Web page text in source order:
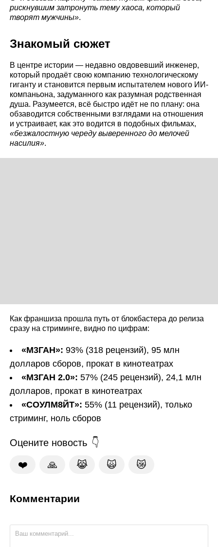
рискнувшим затронуть тему хаоса, который
творят мужчины».
Знакомый сюжет
В центре истории — недавно овдовевший инженер,
который продаёт свою компанию технологическому
гиганту и становится первым испытателем нового ИИ-
компаньона, задуманного как разумная родственная
душа. Разумеется, всё быстро идёт не по плану: она
обзаводится собственными взглядами на отношения
и устраивает, как это водится в подобных фильмах,
«безжалостную череду выверенного до мелочей
насилия».
Как франшиза прошла путь от блокбастера до релиза
сразу на стриминге, видно по цифрам:
«М3ГАН»: 93% (318 рецензий), 95 млн
долларов сборов, прокат в кинотеатрах
«М3ГАН 2.0»: 57% (245 рецензий), 24,1 млн
долларов, прокат в кинотеатрах
«СОУЛМ8ЙТ»: 55% (11 рецензий), только
стриминг, ноль сборов
Оцените новость
❤️ 🙏 😹 🙀 😿
Комментарии